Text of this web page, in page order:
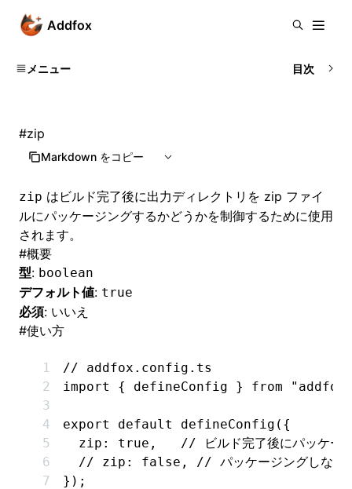
Addfox
メニュー 目次
#zip
Markdown をコピー
zip はビルド完了後に出力ディレクトリを zip ファイ
ルにパッケージングするかどうかを制御するために使用
されます。
#概要
型: boolean
デフォルト値: true
必須: いいえ
#使い方
// addfox.config.ts
import
{ defineConfig } from
export default defineConfig ({
  zip
: true ,
// ビルド完了後にパッケー
  // zip: false,
// パッケージングしない
});